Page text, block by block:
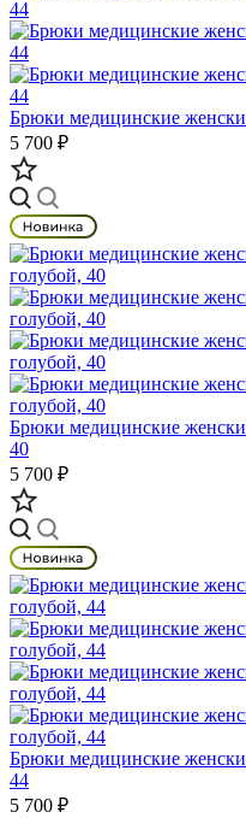
Брюки медицинские
5 700 ₽
Брюки медицинские
40
5 700 ₽
Брюки медицинские
44
5 700 ₽